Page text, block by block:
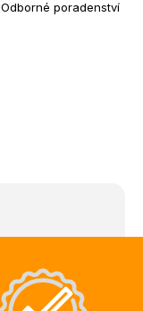
Odborné poradenství